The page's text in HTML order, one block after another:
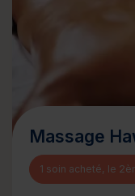
Massage
1 soin acheté, le